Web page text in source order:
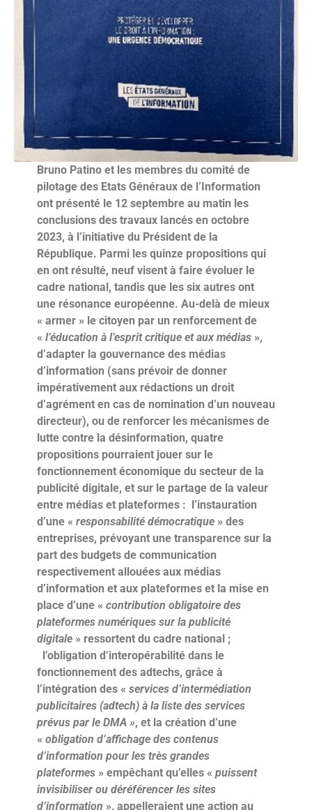
Bruno Patino et les membres du comité de
pilotage des Etats Généraux de l’Information
ont présenté le 12 septembre au matin les
conclusions des travaux lancés en octobre
2023, à l’initiative du Président de la
République. Parmi les quinze propositions qui
en ont résulté, neuf visent à faire évoluer le
cadre national, tandis que les six autres ont
une résonance européenne. Au-delà de mieux
« armer » le citoyen par un renforcement de
« l’éducation à l’esprit critique et aux médias»,
d’adapter la gouvernance des médias
d’information (sans prévoir de donner
impérativement aux rédactions un droit
d’agrément en cas de nomination d’un nouveau
directeur), ou de renforcer les mécanismes de
lutte contre la désinformation, quatre
propositions pourraient jouer sur le
fonctionnement économique du secteur de la
publicité digitale, et sur le partage de la valeur
entre médias et plateformes : l’instauration
d’une « responsabilité démocratique» des
entreprises, prévoyant une transparence sur la
part des budgets de communication
respectivement allouées aux médias
d’information et aux plateformes et la mise en
place d’une « contribution obligatoire des
plateformes numériques sur la publicité
digitale» ressortent du cadre national ;
l’obligation d’interopérabilité dans le
fonctionnement des adtechs, grâce à
l’intégration des « services d’intermédiation
publicitaires (adtech) à la liste des services
prévus par le DMA », et la création d’une
« obligation d’affichage des contenus
d’information pour les très grandes
plateformes» empêchant qu’elles « puissent
invisibiliser ou déréférencer les sites
d’information », appelleraient une action au